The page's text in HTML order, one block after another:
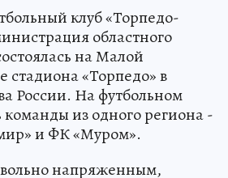
клуб «Торпедо-
областного
на Малой
стадиона «Торпедо» в
России. На футбольном
команды из одного региона -
и ФК «Муром».
напряженным,